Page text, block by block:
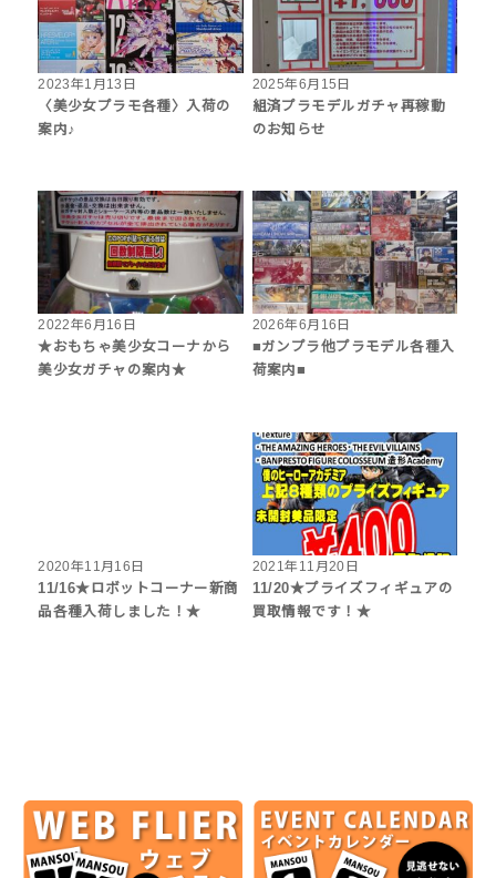
2023年1月13日
〈美少女プラモ各種〉入荷の
案内♪
2025年6月15日
組済プラモデルガチャ再稼動
のお知らせ
2022年6月16日
★おもちゃ美少女コーナから
美少女ガチャの案内★
2026年6月16日
■ガンプラ他プラモデル各種入
荷案内■
2020年11月16日
11/16★ロボットコーナー新商
品各種入荷しました！★
2021年11月20日
11/20★プライズフィギュアの
買取情報です！★